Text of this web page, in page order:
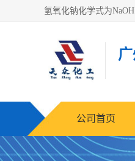
公司首页